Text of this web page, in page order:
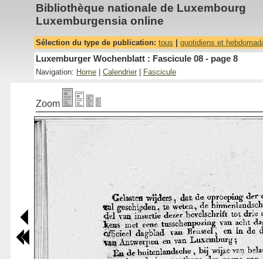
Bibliothèque nationale de Luxembourg
Luxemburgensia online
Sélection du type de publication: tous quotidiens et
Luxemburger Wochenblatt : Fascicule 08 - page 8
Navigation: Home Calendrier Fascicule
Zoom